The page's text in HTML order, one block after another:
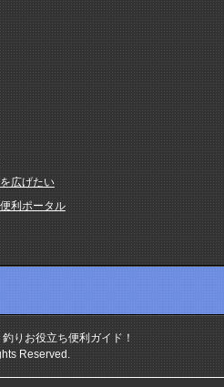
広げたい
利ポータル
りお役立ち便利ガイド！
Reserved.